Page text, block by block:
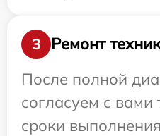
3
Ремонт
После полной
согласуем с вами
сроки